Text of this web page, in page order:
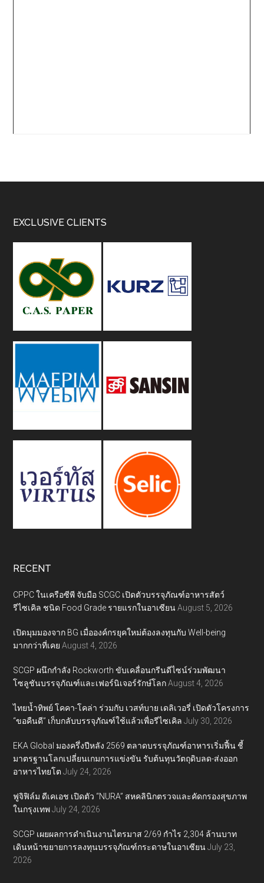
Footer
EXCLUSIVE CLIENTS
RECENT
CPPC ในเครือซีพี จับมือ SCGC เปิดตัวบรรจุภัณฑ์อาหารสัตว์
รีไซเคิล ชนิด Food Grade รายแรกในอาเซียน August 5, 2026
เปิดมุมมองจาก BG เมื่อองค์กรยุคใหม่ต้องลงทุนกับ Well-being
มากกว่าที่เคย August 4, 2026
SCGP ผนึกกำลัง Rockworth ขับเคลื่อนกรีนดีไซน์ร่วมพัฒนา
โซลูชันบรรจุภัณฑ์และเฟอร์นิเจอร์รักษ์โลก August 4, 2026
ไทยน้ำทิพย์ โคคา-โคล่า ร่วมกับ เวสท์บาย เดลิเวอรี่ เปิดตัวโครงการ
“ขอคืนดี” เก็บกลับบรรจุภัณฑ์ใช้แล้วเพื่อรีไซเคิล July 30, 2026
EKA Global มองครึ่งปีหลัง 2569 ตลาดบรรจุภัณฑ์อาหารเริ่มฟื้น ชี้
มาตรฐานโลกเปลี่ยนเกมการแข่งขัน รับต้นทุนวัตถุดิบลด-ส่งออก
อาหารไทยโต July 24, 2026
ฟูจิฟิล์ม ดีเคเอช เปิดตัว “NURA” สหคลินิกตรวจและคัดกรองสุขภาพ
ในกรุงเทพ July 24, 2026
SCGP เผยผลการดำเนินงานไตรมาส 2/69 กำไร 2,304 ล้านบาท
เดินหน้าขยายการลงทุนบรรจุภัณฑ์กระดาษในอาเซียน July 23,
2026